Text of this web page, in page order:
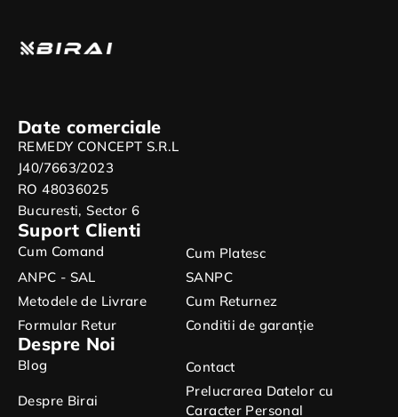
Date comerciale
REMEDY CONCEPT S.R.L
J40/7663/2023
RO 48036025
Bucuresti, Sector 6
Suport Clienti
Cum Comand
Cum Platesc
ANPC - SAL
SANPC
Metodele de Livrare
Cum Returnez
Formular Retur
Conditii de garanție
Despre Noi
Blog
Contact
Despre Birai
Prelucrarea Datelor cu
Caracter Personal